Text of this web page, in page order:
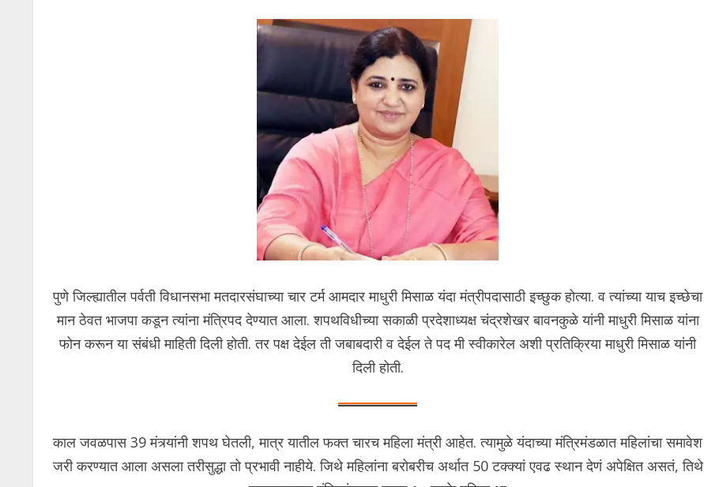
पुणे जिल्ह्यातील पर्वती विधानसभा मतदारसंघाच्या चार टर्म आमदार माधुरी मिसाळ यंदा मंत्रीपदासाठी इच्छुक होत्या. व त्यांच्या याच इच्छेचा
मान ठेवत भाजपा कडून त्यांना मंत्रिपद देण्यात आला. शपथविधीच्या सकाळी प्रदेशाध्यक्ष चंद्रशेखर बावनकुळे यांनी माधुरी मिसाळ यांना
फोन करून या संबंधी माहिती दिली होती. तर पक्ष देईल ती जबाबदारी व देईल ते पद मी स्वीकारेल अशी प्रतिक्रिया माधुरी मिसाळ यांनी
दिली होती.
काल जवळपास 39 मंत्र्यांनी शपथ घेतली, मात्र यातील फक्त चारच महिला मंत्री आहेत. त्यामुळे यंदाच्या मंत्रिमंडळात महिलांचा समावेश
जरी करण्यात आला असला तरीसुद्धा तो प्रभावी नाहीये. जिथे महिलांना बरोबरीच अर्थात 50 टक्क्यां एवढ स्थान देणं अपेक्षित असतं, तिथे